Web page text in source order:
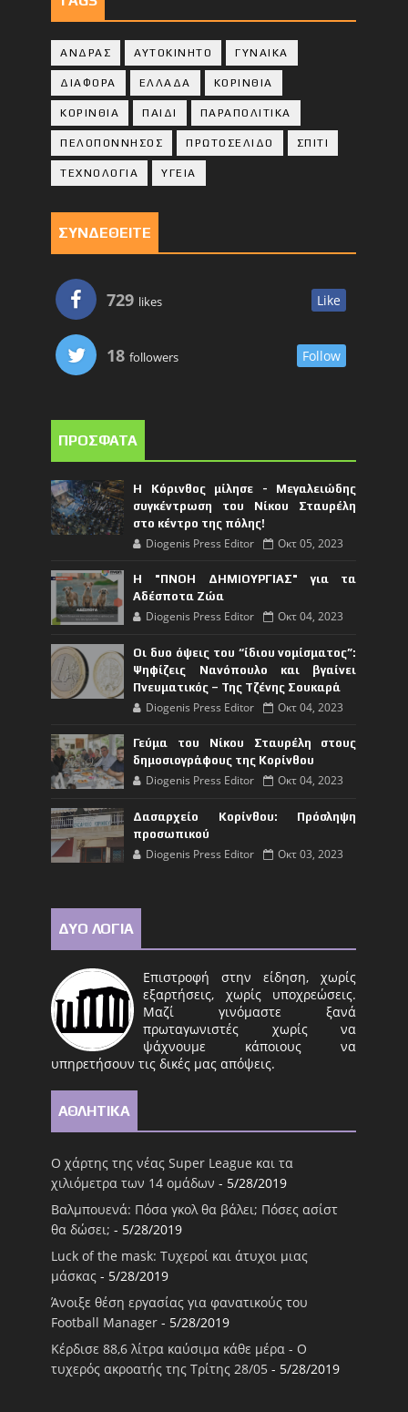
ΑΝΔΡΑΣ ΑΥΤΟΚΙΝΗΤΟ ΓΥΝΑΙΚΑ
ΔΙΑΦΟΡΑ ΕΛΛΑΔΑ ΚΟΡΙΝΘΙΑ
ΚΟΡΙΝΘΙA ΠΑΙΔΙ ΠΑΡΑΠΟΛΙΤΙΚΑ
ΠΕΛΟΠΟΝΝΗΣΟΣ ΠΡΩΤΟΣΕΛΙΔΟ ΣΠΙΤΙ
ΤΕΧΝΟΛΟΓΙΑ ΥΓΕΙΑ
ΣΥΝΔΕΘΕΙΤΕ
729 likes Like
18 followers Follow
ΠΡΟΣΦΑΤΑ
Η Κόρινθος μίλησε - Μεγαλειώδης
συγκέντρωση του Νίκου Σταυρέλη
στο κέντρο της πόλης!
Diogenis Press Editor Οκτ 05, 2023
Η "ΠΝΟΗ ΔΗΜΙΟΥΡΓΙΑΣ" για τα
Αδέσποτα Ζώα
Diogenis Press Editor Οκτ 04, 2023
Οι δυο όψεις του “ίδιου νομίσματος”:
Ψηφίζεις Νανόπουλο και βγαίνει
Πνευματικός – Της Τζένης Σουκαρά
Diogenis Press Editor Οκτ 04, 2023
Γεύμα του Νίκου Σταυρέλη στους
δημοσιογράφους της Κορίνθου
Diogenis Press Editor Οκτ 04, 2023
Δασαρχείο Κορίνθου: Πρόσληψη
προσωπικού
Diogenis Press Editor Οκτ 03, 2023
ΔΥΟ ΛΟΓΙΑ
Επιστροφή στην είδηση, χωρίς
εξαρτήσεις, χωρίς υποχρεώσεις.
Μαζί γινόμαστε ξανά
πρωταγωνιστές χωρίς να
ψάχνουμε κάποιους να
υπηρετήσουν τις δικές μας απόψεις.
ΑΘΛΗΤΙΚΑ
Ο χάρτης της νέας Super League και τα
χιλιόμετρα των 14 ομάδων - 5/28/2019
Βαλμπουενά: Πόσα γκολ θα βάλει; Πόσες ασίστ
θα δώσει; - 5/28/2019
Luck of the mask: Τυχεροί και άτυχοι μιας
μάσκας - 5/28/2019
Άνοιξε θέση εργασίας για φανατικούς του
Football Μanager - 5/28/2019
Κέρδισε 88,6 λίτρα καύσιμα κάθε μέρα - Ο
τυχερός ακροατής της Τρίτης 28/05 - 5/28/2019